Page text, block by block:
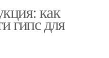
как
гипс для